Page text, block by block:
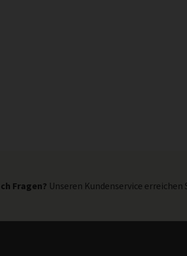
Fragen? Unseren Kundenservice erreichen